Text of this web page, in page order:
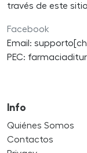
través de este
Facebook
Email:
PEC:
Info
Quiénes Somos
Contactos